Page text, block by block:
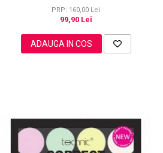
PRP: 160,00 Lei
99,90 Lei
ADAUGA IN COS